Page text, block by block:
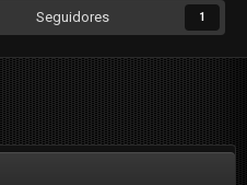
Seguidores 1